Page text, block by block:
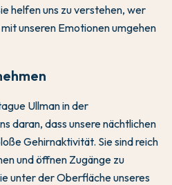
helfen uns zu verstehen, wer
unseren Emotionen umgehen
Ullman in der
daran, dass unsere nächtlichen
Gehirnaktivität. Sie sind reich
und öffnen Zugänge zu
unter der Oberfläche unseres